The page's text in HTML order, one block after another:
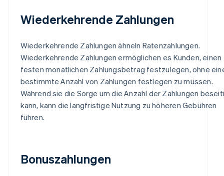
Wiederkehrende Zahlungen
Wiederkehrende Zahlungen ähneln Ratenzahlungen.
Wiederkehrende Zahlungen ermöglichen es Kunden, einen
festen monatlichen Zahlungsbetrag festzulegen, ohne
bestimmte Anzahl von Zahlungen festlegen zu müssen.
Während sie die Sorge um die Anzahl der Zahlungen
kann, kann die langfristige Nutzung zu höheren Gebühren
führen.
Bonuszahlungen